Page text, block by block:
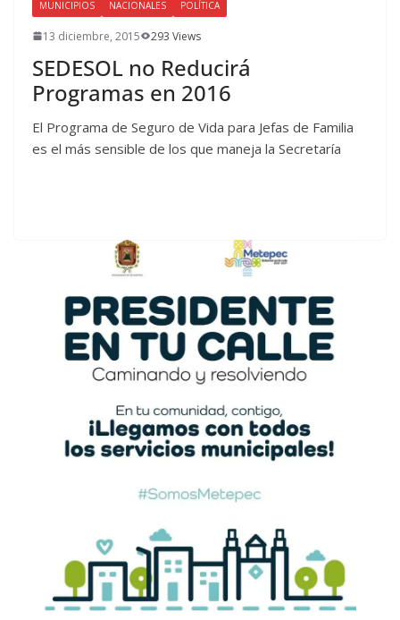
MUNICIPIOS NACIONALES POLÍTICA
13 diciembre, 2015 293 Views
SEDESOL no Reducirá
Programas en 2016
El Programa de Seguro de Vida para Jefas de Familia
es el más sensible de los que maneja la Secretaría